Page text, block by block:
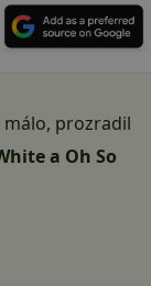
málo, prozradil
a Oh So